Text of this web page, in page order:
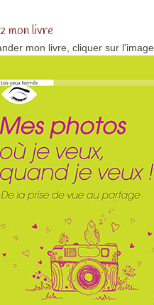
mon livre
mon livre, cliquer sur l'image.